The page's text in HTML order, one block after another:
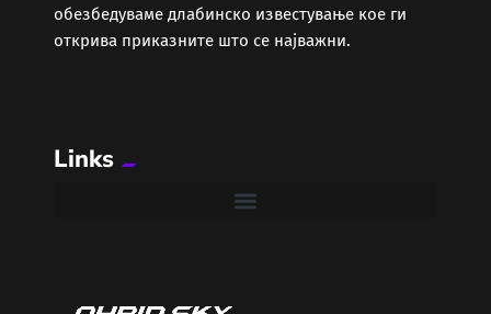
Здравје
Колумни
обезбедуваме длабинско известување кое ги
открива приказните што се најважни.
Links